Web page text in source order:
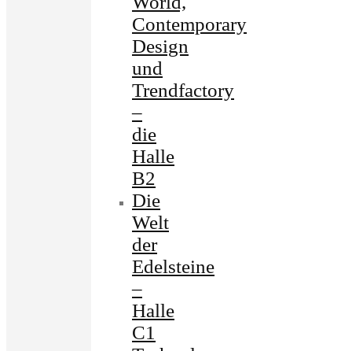
Contemporary
Design
und
Trendfactory
–
die
Halle
B2
Die
Welt
der
Edelsteine
–
Halle
C1